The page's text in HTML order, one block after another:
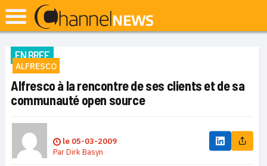
EN BREF
ALFRESCO
Alfresco à la rencontre de ses clients et de sa
communauté open source
le 05-03-2009
ParDirk Basyn